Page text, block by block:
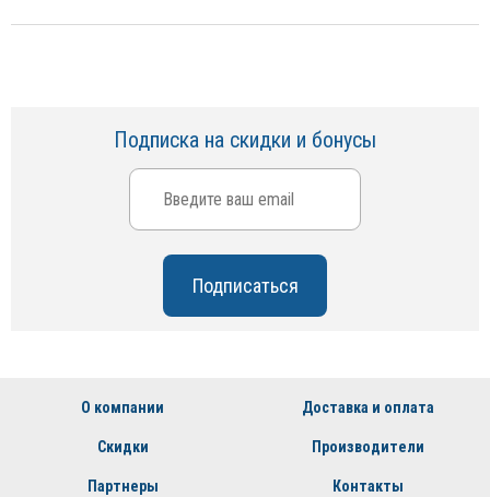
Подписка на скидки и бонусы
О компании Доставка и оплата
Скидки Производители
Партнеры Контакты